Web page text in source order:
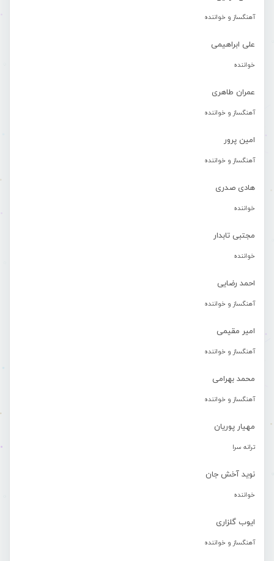
آهنگساز و خواننده
علی ابراهیمی
خواننده
عمران طاهری
آهنگساز و خواننده
امین پرور
آهنگساز و خواننده
هادی صدری
خواننده
مجتبی تابدار
خواننده
احمد رضایی
آهنگساز و خواننده
امیر مقیمی
آهنگساز و خواننده
محمد بهرامی
آهنگساز و خواننده
مهیار پوریان
ترانه سرا
نوید آخش جان
خواننده
ایوب گلزاری
آهنگساز و خواننده